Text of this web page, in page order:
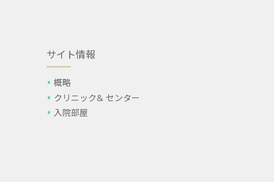
サイト情報
概略
クリニック& センター
入院部屋